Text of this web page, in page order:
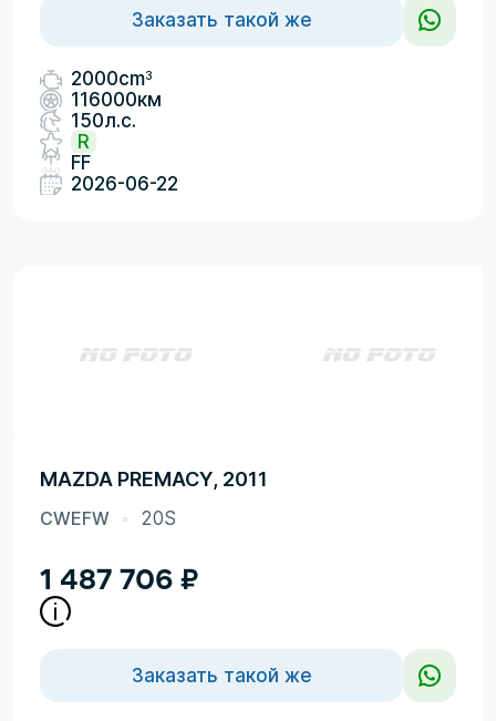
Заказать такой же
2000cm3
116000км
150л.с.
R
FF
2026-06-22
MAZDA PREMACY, 2011
CWEFW 20S
1 487 706 ₽
Заказать такой же